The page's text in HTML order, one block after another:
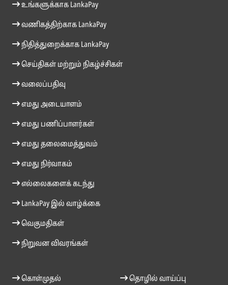
உங்களுக்காக LankaPay
வணிகத்திற்காக LankaPay
நிதித்துறைக்காக LankaPay
செய்திகள் மற்றும் நிகழ்ச்சிகள்
வலைப்பதிவு
எமது அடையாளம்
எமது பணிப்பாளர்கள்
எமது தலைமைத்துவம்
எமது நிர்வாகம்
எல்லைகளைக் கடந்து
LankaPay இல் வாழ்க்கை
வெகுமதிகள்
நிறுவன விவரங்கள்
கொள்முதல் தொழில் வாய்ப்பு